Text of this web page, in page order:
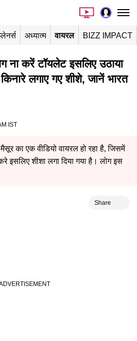
अध्यात्म वायरल BIZZ IMPACT
ना करें टॉयलेट इसलिए उठाया
लगाए गए शीशे, जानें भारत
IST
का एक वीडियो वायरल हो रहा है, जिसमें
इसलिए शीशा लगा दिया गया है। लोग इस
Share